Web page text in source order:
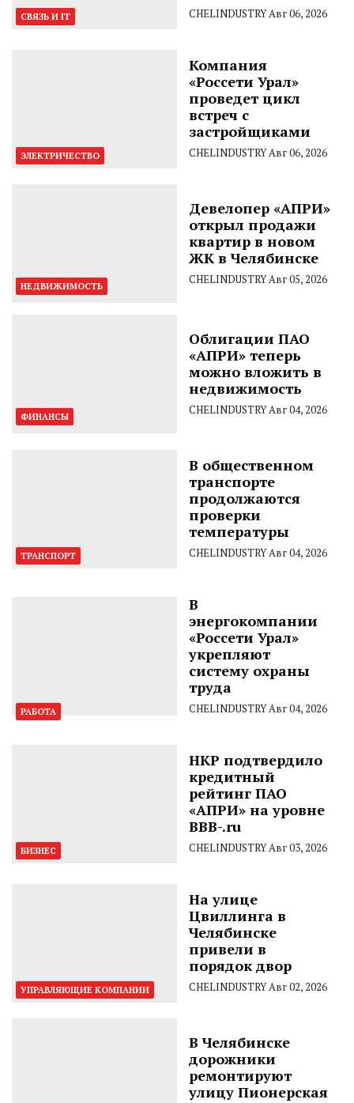
СВЯЗЬ И IT CHELINDUSTRYАвг 06, 2026
ЭЛЕКТРИЧЕСТВО
Компания
«Россети Урал»
проведет цикл
встреч с
застройщиками
CHELINDUSTRYАвг 06, 2026
НЕДВИЖИМОСТЬ
Девелопер «АПРИ»
открыл продажи
квартир в новом
ЖК в Челябинске
CHELINDUSTRYАвг 05, 2026
ФИНАНСЫ
Облигации ПАО
«АПРИ» теперь
можно вложить в
недвижимость
CHELINDUSTRYАвг 04, 2026
ТРАНСПОРТ
В общественном
транспорте
продолжаются
проверки
температуры
CHELINDUSTRYАвг 04, 2026
РАБОТА
В
энергокомпании
«Россети Урал»
укрепляют
систему охраны
труда
CHELINDUSTRYАвг 04, 2026
БИЗНЕС
НКР подтвердило
кредитный
рейтинг ПАО
«АПРИ» на уровне
BBB-.ru
CHELINDUSTRYАвг 03, 2026
УПРАВЛЯЮЩИЕ КОМПАНИИ
На улице
Цвиллинга в
Челябинске
привели в
порядок двор
CHELINDUSTRYАвг 02, 2026
В Челябинске
дорожники
ремонтируют
улицу Пионерская